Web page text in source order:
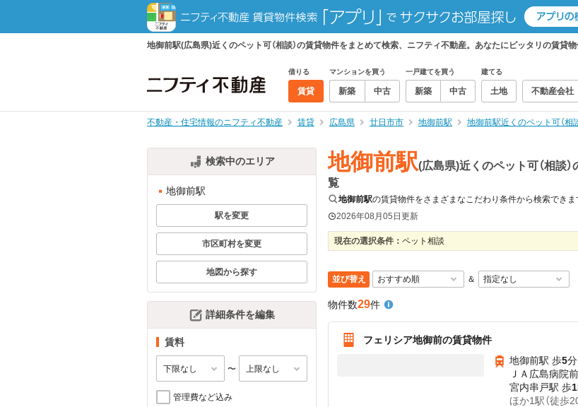
地御前駅(広島県)近くのペット可（相談）の賃貸物件をまとめて検索、ニフティ不動産。あなたにピッタリの賃貸物
借りる
賃貸
マンションを買う
新築 中古
一戸建てを買う
新築 中古
建てる
土地 不動産会社
不動産・住宅情報のニフティ不動産 賃貸 広島県 廿日市市 地御前駅 地御前駅近くのペット可（相
検索中のエリア
地御前駅
駅を変更
市区町村を変更
地図から探す
詳細条件を編集
賃料
〜
管理費など込み
地御前駅(広島県)近くのペット可（相談
覧
地御前駅の賃貸物件をさまざまなこだわり条件から検索できま
2026年08月05日更新
現在の選択条件： ペット相談
並び替え ＆
物件数29件
フェリシア地御前の賃貸物件
地御前駅 歩5分
ＪＡ広島病院
宮内串戸駅 歩
ほか1駅（徒歩